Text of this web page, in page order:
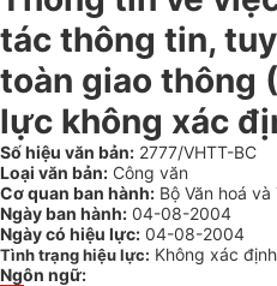
tác thông tin,
toàn giao thông
lực không xác
Số hiệu văn bản: 2777/VHTT-BC
Loại văn bản: Công văn
Cơ quan ban hành: Bộ Văn hoá
Ngày ban hành: 04-08-2004
Ngày có hiệu lực: 04-08-2004
Tình trạng hiệu lực: Không xác định
Ngôn ngữ: